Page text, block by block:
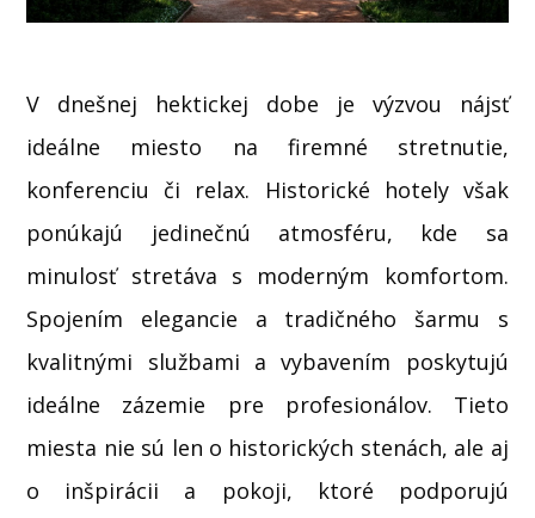
V dnešnej hektickej dobe je výzvou nájsť
ideálne miesto na firemné stretnutie,
konferenciu či relax. Historické hotely však
ponúkajú jedinečnú atmosféru, kde sa
minulosť stretáva s moderným komfortom.
Spojením elegancie a tradičného šarmu s
kvalitnými službami a vybavením poskytujú
ideálne zázemie pre profesionálov. Tieto
miesta nie sú len o historických stenách, ale aj
o inšpirácii a pokoji, ktoré podporujú